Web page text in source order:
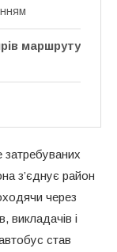
маршруту
з’єднує район
через
викладачів і
став